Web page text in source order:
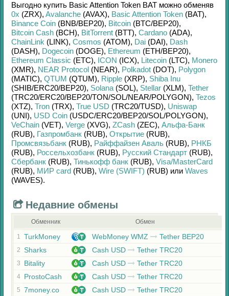
Выгодно купить Basic Attention Token BAT можно обменяв
0x (ZRX), Avalanche (AVAX), Basic Attention Token (BAT),
Binance Coin (BNB/BEP20), Bitcoin (BTC/BEP20),
Bitcoin Cash (BCH), BitTorrent (BTT), Cardano (ADA),
ChainLink (LINK), Cosmos (ATOM), Dai (DAI), Dash
(DASH), Dogecoin (DOGE), Ethereum (ETH/BEP20),
Ethereum Classic (ETC), ICON (ICX), Litecoin (LTC), Monero
(XMR), NEAR Protocol (NEAR), Polkadot (DOT), Polygon
(MATIC), QTUM (QTUM), Ripple (XRP), Shiba Inu
(SHIB/ERC20/BEP20), Solana (SOL), Stellar (XLM), Tether
(TRC20/ERC20/BEP20/TON/SOL/NEAR/POLYGON), Tezos
(XTZ), Tron (TRX), True USD (TRC20/TUSD), Uniswap
(UNI), USD Coin (USDC/ERC20/BEP20/SOL/POLYGON),
VeChain (VET), Verge (XVG), ZCash (ZEC), Альфа-Банк
(RUB), Газпромбанк (RUB), Открытие (RUB),
Промсвязьбанк (RUB), Райффайзен Аваль (RUB), РНКБ
(RUB), Россельхозбанк (RUB), Русский Стандарт (RUB),
Сбербанк (RUB), Тинькофф банк (RUB), Visa/MasterCard
(RUB), МИР card (RUB), Wire (SWIFT) (RUB) или Waves
(WAVES).
Недавние обмены
Обменник Обмен
1 TurkMoney WebMoney WMZ Tether BEP20
2 Sharks Cash USD Tether TRC20
3 Bitality Cash USD Tether TRC20
4 ProstoCash Cash USD Tether TRC20
5 7money.co Cash USD Tether TRC20